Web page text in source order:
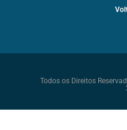
Todos os Direitos